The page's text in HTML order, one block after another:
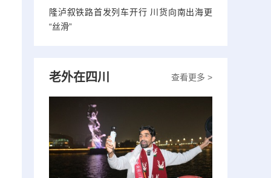
隆泸叙铁路首发列车开行 川货向南出海更
“丝滑”
查看更多 >
老外在四川